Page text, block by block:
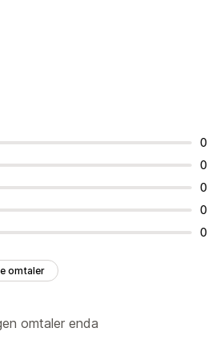
0
0
0
0
0
omtaler
omtaler enda